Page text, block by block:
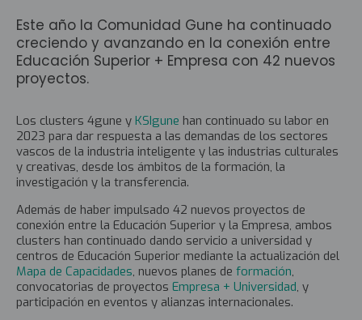
Este año la Comunidad Gune ha continuado
creciendo y avanzando en la conexión entre
Educación Superior + Empresa con 42 nuevos
proyectos.
Los clusters 4gune y KSIgune han continuado su labor en
2023 para dar respuesta a las demandas de los sectores
vascos de la industria inteligente y las industrias culturales
y creativas, desde los ámbitos de la formación, la
investigación y la transferencia.
Además de haber impulsado 42 nuevos proyectos de
conexión entre la Educación Superior y la Empresa, ambos
clusters han continuado dando servicio a universidad y
centros de Educación Superior mediante la actualización del
Mapa de Capacidades, nuevos planes de formación,
convocatorias de proyectos Empresa + Universidad, y
participación en eventos y alianzas internacionales.